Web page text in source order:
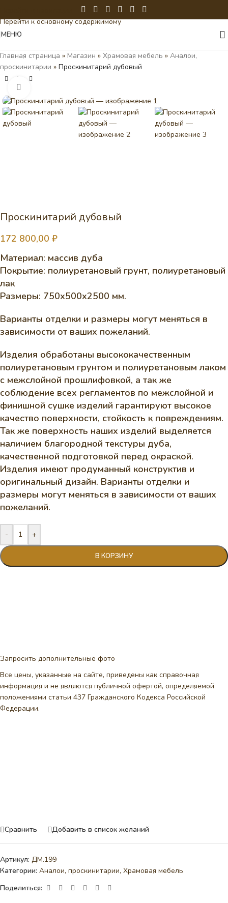
Перейти к основному содержимому
МЕНЮ
Главная страница » Магазин » Храмовая мебель » Аналои,
проскинитарии » Проскинитарий дубовый
Проскинитарий дубовый
172 800,00 ₽
Материал: массив дуба
Покрытие: полиуретановый грунт, полиуретановый
лак
Размеры: 750х500х2500 мм.
Варианты отделки и размеры могут меняться в
зависимости от ваших пожеланий.
Изделия обработаны высококачественным
полиуретановым грунтом и полиуретановым лаком
с межслойной прошлифовкой, а так же
соблюдение всех регламентов по межслойной и
финишной сушке изделий гарантируют высокое
качество поверхности, стойкость к повреждениям.
Так же поверхность наших изделий выделяется
наличием благородной текстуры дуба,
качественной подготовкой перед окраской.
Изделия имеют продуманный конструктив и
оригинальный дизайн. Варианты отделки и
размеры могут меняться в зависимости от ваших
пожеланий.
- +
В КОРЗИНУ
Запросить дополнительные фото
Все цены, указанные на сайте, приведены как справочная
информация и не являются публичной офертой, определяемой
положениями статьи 437 Гражданского Кодекса Российской
Федерации.
Сравнить Добавить в список желаний
Артикул: ДМ.199
Категории: Аналои, проскинитарии, Храмовая мебель
Поделиться: